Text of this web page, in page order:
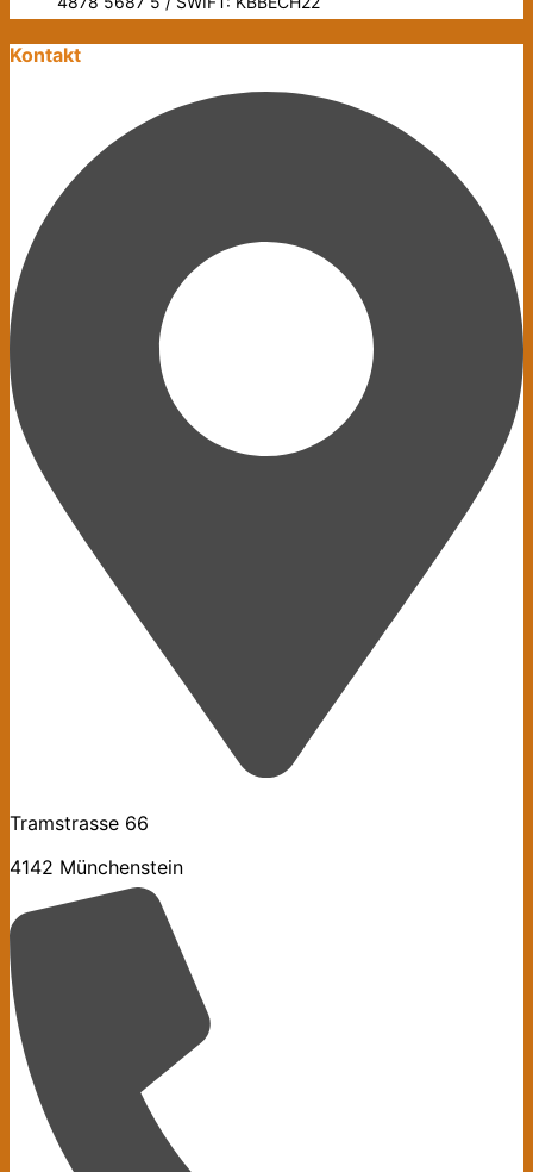
Kontakt
Tramstrasse 66
4142 Münchenstein